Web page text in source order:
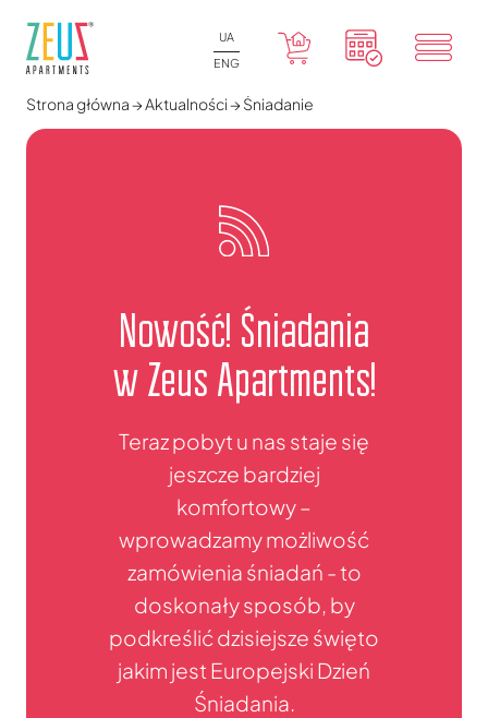
UA
ENG
Strona główna→Aktualności→Śniadanie
Nowość! Śniadania
w Zeus Apartments!
Teraz pobyt u nas staje się
jeszcze bardziej
komfortowy –
wprowadzamy możliwość
zamówienia śniadań - to
doskonały sposób, by
podkreślić dzisiejsze święto
jakim jest Europejski Dzień
Śniadania.